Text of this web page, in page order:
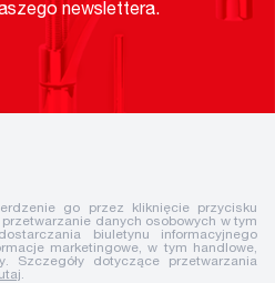
newslettera.
go przez kliknięcie przycisku
danych osobowych w tym
biuletynu informacyjnego
marketingowe, w tym handlowe,
Szczegóły dotyczące przetwarzania
.